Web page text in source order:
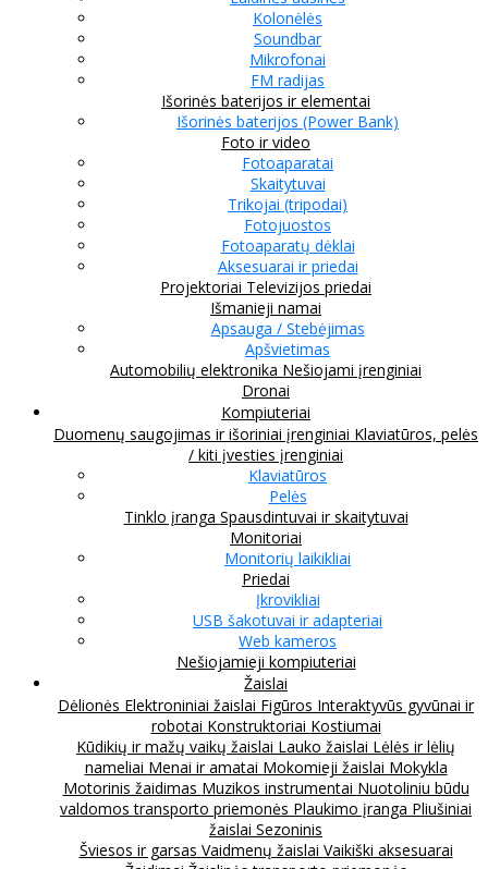
Kolonėlės
Soundbar
Mikrofonai
FM radijas
Išorinės baterijos ir elementai
Išorinės baterijos (Power Bank)
Foto ir video
Fotoaparatai
Skaitytuvai
Trikojai (tripodai)
Fotojuostos
Fotoaparatų dėklai
Aksesuarai ir priedai
Projektoriai Televizijos priedai
Išmanieji namai
Apsauga / Stebėjimas
Apšvietimas
Automobilių elektronika Nešiojami įrenginiai
Dronai
Kompiuteriai
Duomenų saugojimas ir išoriniai įrenginiai Klaviatūros, pelės
/ kiti įvesties įrenginiai
Klaviatūros
Pelės
Tinklo įranga Spausdintuvai ir skaitytuvai
Monitoriai
Monitorių laikikliai
Priedai
Įkrovikliai
USB šakotuvai ir adapteriai
Web kameros
Nešiojamieji kompiuteriai
Žaislai
Dėlionės Elektroniniai žaislai Figūros Interaktyvūs gyvūnai ir
robotai Konstruktoriai Kostiumai
Kūdikių ir mažų vaikų žaislai Lauko žaislai Lėlės ir lėlių
nameliai Menai ir amatai Mokomieji žaislai Mokykla
Motorinis žaidimas Muzikos instrumentai Nuotoliniu būdu
valdomos transporto priemonės Plaukimo įranga Pliušiniai
žaislai Sezoninis
Šviesos ir garsas Vaidmenų žaislai Vaikiški aksesuarai